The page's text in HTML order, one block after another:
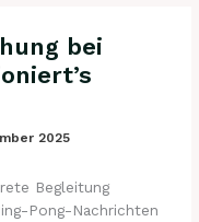
bei
2025
Begleitung
Pong-Nachrichten